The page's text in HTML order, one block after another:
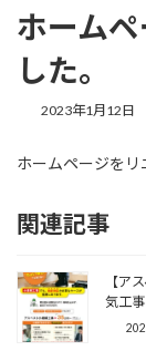
ホーム
した。
2023年1月12日
ホームページをリ
関連記事
【ア
気工